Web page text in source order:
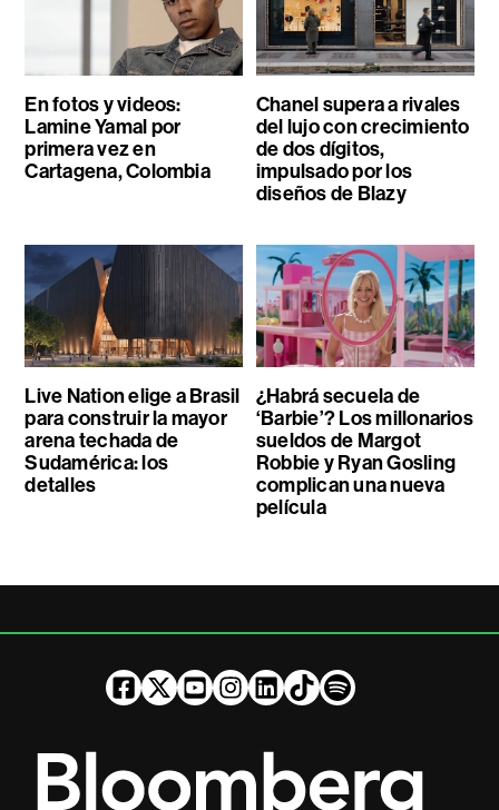
En fotos y videos:
Lamine Yamal por
primera vez en
Cartagena, Colombia
Chanel supera a rivales
del lujo con crecimiento
de dos dígitos,
impulsado por los
diseños de Blazy
Live Nation elige a Brasil
para construir la mayor
arena techada de
Sudamérica: los
detalles
¿Habrá secuela de
‘Barbie’? Los millonarios
sueldos de Margot
Robbie y Ryan Gosling
complican una nueva
película